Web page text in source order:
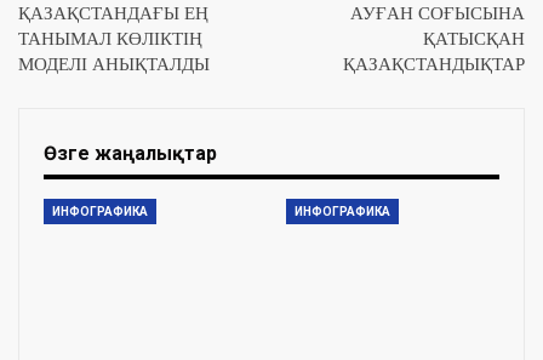
ҚАЗАҚСТАНДАҒЫ ЕҢ
ТАНЫМАЛ КӨЛІКТІҢ
МОДЕЛІ АНЫҚТАЛДЫ
АУҒАН СОҒЫСЫНА
ҚАТЫСҚАН
ҚАЗАҚСТАНДЫҚТАР
Өзге жаңалықтар
ИНФОГРАФИКА ИНФОГРАФИКА